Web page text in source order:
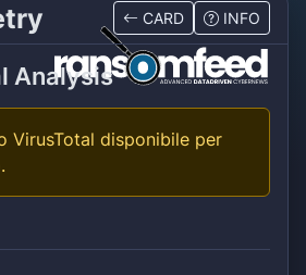
CARD INFO
Analysis
VirusTotal disponibile per